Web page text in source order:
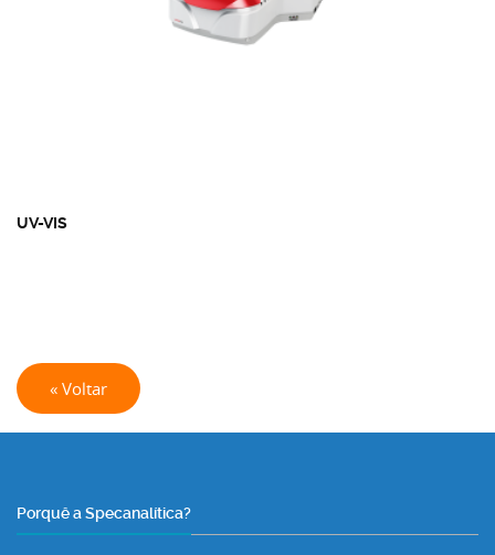
UV-VIS
« Voltar
Porquê a Specanalítica?